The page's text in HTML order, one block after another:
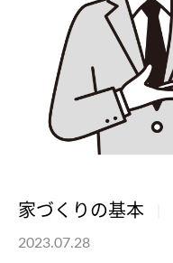
家づくりの基本
2023.07.28